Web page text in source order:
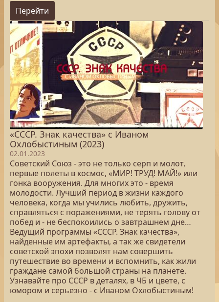
Перейти
«СССР. Знак качества» с Иваном
Охлобыстиным (2023)
02.01.2023
Советский Союз - это не только серп и молот,
первые полеты в космос, «МИР! ТРУД! МАЙ!» или
гонка вооружения. Для многих это - время
молодости. Лучший период в жизни каждого
человека, когда мы учились любить, дружить,
справляться с поражениями, не терять голову от
побед и - не беспокоились о завтрашнем дне…
Ведущий программы «СССР. Знак качества»,
найденные им артефакты, а так же свидетели
советской эпохи позволят нам совершить
путешествие во времени и вспомнить, как жили
граждане самой большой страны на планете.
Узнавайте про СССР в деталях, в ЧБ и цвете, с
юмором и серьезно - с Иваном Охлобыстиным!